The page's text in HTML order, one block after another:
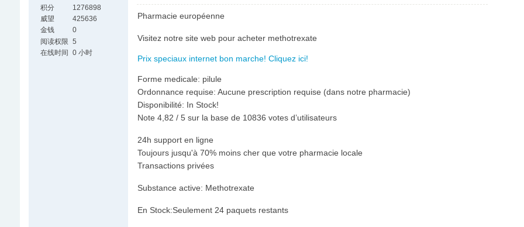
积分
1276898
威望
425636
金钱
0
阅读权限 5
在线时间 0 小时
Pharmacie européenne
Visitez notre site web pour acheter methotrexate
Prix speciaux internet bon marche! Cliquez ici!
Forme medicale: pilule
Ordonnance requise: Aucune prescription requise (dans notre pharmacie)
Disponibilité: In Stock!
Note 4,82 / 5 sur la base de 10836 votes d’utilisateurs
24h support en ligne
Toujours jusqu'à 70% moins cher que votre pharmacie locale
Transactions privées
Substance active: Methotrexate
En Stock:Seulement 24 paquets restants